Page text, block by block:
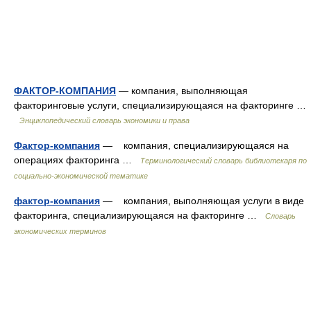
ФАКТОР-КОМПАНИЯ — компания, выполняющая
факторинговые услуги, специализирующаяся на факторинге …
Энциклопедический словарь экономики и права
Фактор-компания — компания, специализирующаяся на
операциях факторинга …
Терминологический словарь библиотекаря по
социально-экономической тематике
фактор-компания — компания, выполняющая услуги в виде
факторинга, специализирующаяся на факторинге …
Словарь
экономических терминов